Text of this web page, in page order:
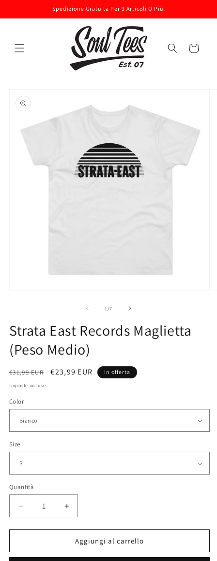
ai contenuti
Spedizione Gratuita Per 3 Articoli O Più!
Carrello
informazioni
sul prodotto
finestra
modale
1 /su
7
Strata East Records Maglietta
(Peso Medio)
Prezzo
di
€31,99 EUR
Prezzo
€23,99 EUR In offerta
Imposte incluse.
Color
Size
Quantità
Diminuisci
quantità
per
East
Aumenta
quantità
per
Strata
East
Aggiungi al carrello